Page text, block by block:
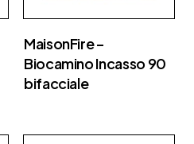
MaisonFire –
Biocamino Incasso 90
bifacciale